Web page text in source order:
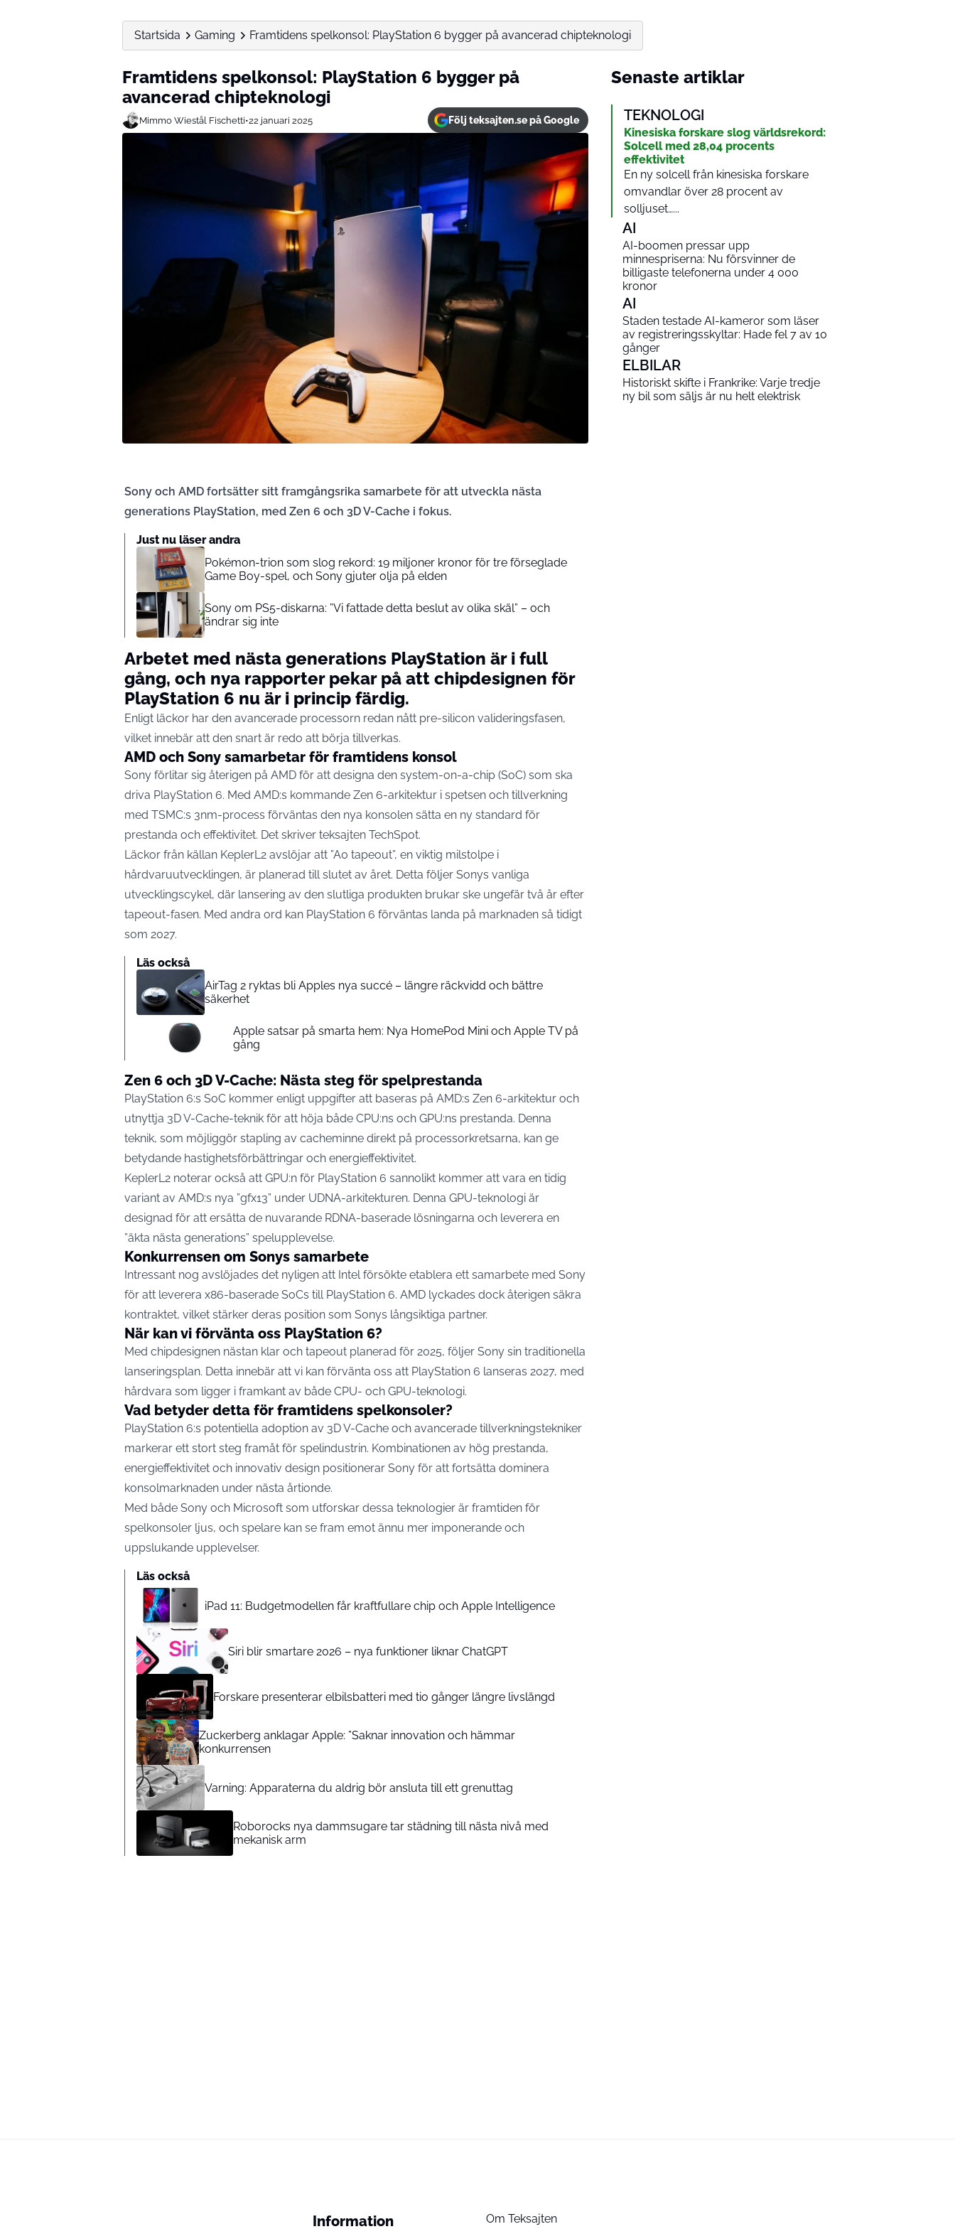
Startsida Gaming Framtidens spelkonsol: PlayStation 6 bygger på avancerad chipteknologi
Framtidens spelkonsol: PlayStation 6 bygger på
avancerad chipteknologi
Mimmo Wiestål Fischetti•22 januari 2025 Följ teksajten.se på Google
Sony och AMD fortsätter sitt framgångsrika samarbete för att utveckla nästa
generations PlayStation, med Zen 6 och 3D V-Cache i fokus.
Just nu läser andra
Pokémon-trion som slog rekord: 19 miljoner kronor för tre förseglade
Game Boy-spel, och Sony gjuter olja på elden
Sony om PS5-diskarna: ”Vi fattade detta beslut av olika skäl” – och
ändrar sig inte
Arbetet med nästa generations PlayStation är i full
gång, och nya rapporter pekar på att chipdesignen för
PlayStation 6 nu är i princip färdig.
Enligt läckor har den avancerade processorn redan nått pre-silicon valideringsfasen,
vilket innebär att den snart är redo att börja tillverkas.
AMD och Sony samarbetar för framtidens konsol
Sony förlitar sig återigen på AMD för att designa den system-on-a-chip (SoC) som ska
driva PlayStation 6. Med AMD:s kommande Zen 6-arkitektur i spetsen och tillverkning
med TSMC:s 3nm-process förväntas den nya konsolen sätta en ny standard för
prestanda och effektivitet. Det skriver teksajten TechSpot.
Läckor från källan KeplerL2 avslöjar att ”A0 tapeout”, en viktig milstolpe i
hårdvaruutvecklingen, är planerad till slutet av året. Detta följer Sonys vanliga
utvecklingscykel, där lansering av den slutliga produkten brukar ske ungefär två år efter
tapeout-fasen. Med andra ord kan PlayStation 6 förväntas landa på marknaden så tidigt
som 2027.
Läs också
AirTag 2 ryktas bli Apples nya succé – längre räckvidd och bättre
säkerhet
Apple satsar på smarta hem: Nya HomePod Mini och Apple TV på
gång
Zen 6 och 3D V-Cache: Nästa steg för spelprestanda
PlayStation 6:s SoC kommer enligt uppgifter att baseras på AMD:s Zen 6-arkitektur och
utnyttja 3D V-Cache-teknik för att höja både CPU:ns och GPU:ns prestanda. Denna
teknik, som möjliggör stapling av cacheminne direkt på processorkretsarna, kan ge
betydande hastighetsförbättringar och energieffektivitet.
KeplerL2 noterar också att GPU:n för PlayStation 6 sannolikt kommer att vara en tidig
variant av AMD:s nya ”gfx13” under UDNA-arkitekturen. Denna GPU-teknologi är
designad för att ersätta de nuvarande RDNA-baserade lösningarna och leverera en
”äkta nästa generations” spelupplevelse.
Konkurrensen om Sonys samarbete
Intressant nog avslöjades det nyligen att Intel försökte etablera ett samarbete med Sony
för att leverera x86-baserade SoCs till PlayStation 6. AMD lyckades dock återigen säkra
kontraktet, vilket stärker deras position som Sonys långsiktiga partner.
När kan vi förvänta oss PlayStation 6?
Med chipdesignen nästan klar och tapeout planerad för 2025, följer Sony sin traditionella
lanseringsplan. Detta innebär att vi kan förvänta oss att PlayStation 6 lanseras 2027, med
hårdvara som ligger i framkant av både CPU- och GPU-teknologi.
Vad betyder detta för framtidens spelkonsoler?
PlayStation 6:s potentiella adoption av 3D V-Cache och avancerade tillverkningstekniker
markerar ett stort steg framåt för spelindustrin. Kombinationen av hög prestanda,
energieffektivitet och innovativ design positionerar Sony för att fortsätta dominera
konsolmarknaden under nästa årtionde.
Med både Sony och Microsoft som utforskar dessa teknologier är framtiden för
spelkonsoler ljus, och spelare kan se fram emot ännu mer imponerande och
uppslukande upplevelser.
Läs också
iPad 11: Budgetmodellen får kraftfullare chip och Apple Intelligence
Siri blir smartare 2026 – nya funktioner liknar ChatGPT
Forskare presenterar elbilsbatteri med tio gånger längre livslängd
Zuckerberg anklagar Apple: ”Saknar innovation och hämmar
konkurrensen
Varning: Apparaterna du aldrig bör ansluta till ett grenuttag
Roborocks nya dammsugare tar städning till nästa nivå med
mekanisk arm
Senaste artiklar
TEKNOLOGI
Kinesiska forskare slog världsrekord:
Solcell med 28,04 procents
effektivitet
En ny solcell från kinesiska forskare
omvandlar över 28 procent av
solljuset…...
AI
AI-boomen pressar upp
minnespriserna: Nu försvinner de
billigaste telefonerna under 4 000
kronor
AI
Staden testade AI-kameror som läser
av registreringsskyltar: Hade fel 7 av 10
gånger
ELBILAR
Historiskt skifte i Frankrike: Varje tredje
ny bil som säljs är nu helt elektrisk
Information Om Teksajten